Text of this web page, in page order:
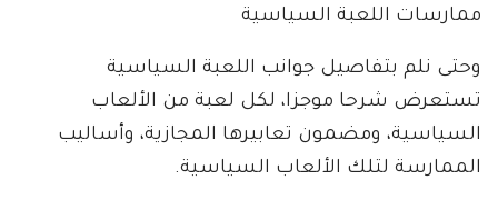
ممارسات اللعبة السياسية
وحتى نلم بتفاصيل جوانب اللعبة السياسية
تستعرض شرحا موجزا، لكل لعبة من الألعاب
السياسية، ومضمون تعابيرها المجازية، وأساليب
الممارسة لتلك الألعاب السياسية.